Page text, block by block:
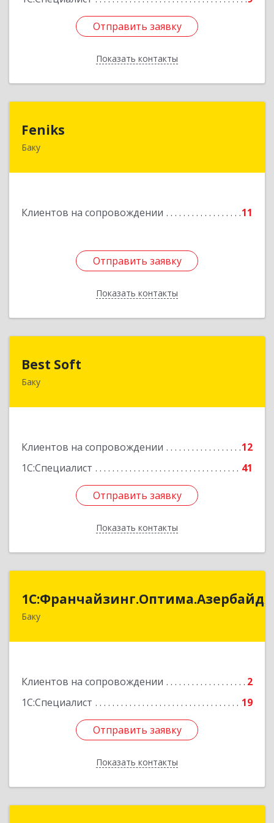
Отправить заявку
Показать контакты
Отправить заявку
Назад
Feniks
Баку
Клиентов на сопровождении 11
Отправить заявку
Показать контакты
AZ1029, Азербайджан, г.Баку, пр. Г. Алиева 187Б,
Отправить заявку
Назад
Best Soft
Баку
Клиентов на сопровождении
12
1С:Специалист
41
Отправить заявку
Показать контакты
Азербайджан, Баку, AZ1029, Пр. Г. Алиева 95,
Отправить заявку
Назад
Баку
Клиентов на сопровождении
2
1С:Специалист
19
Отправить заявку
Показать контакты
Отправить заявку
Назад